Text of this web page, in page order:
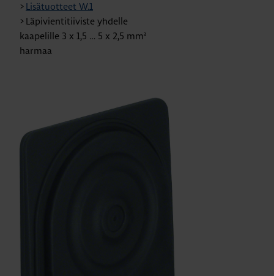
> Lisätuotteet W.1
> Läpivientitiiviste yhdelle
kaapelille 3 x 1,5 … 5 x 2,5 mm²
harmaa